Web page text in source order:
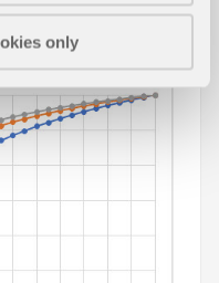
only